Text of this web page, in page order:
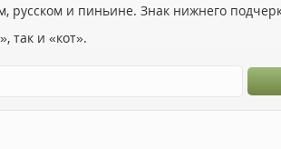
русском и пиньине. Знак нижнего
так и «кот».